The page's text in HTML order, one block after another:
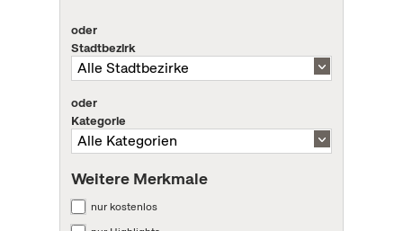
oder
Stadtbezirk
oder
Kategorie
Weitere Merkmale
nur kostenlos